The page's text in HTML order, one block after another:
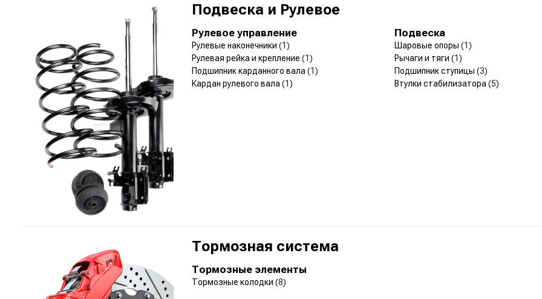
Подвеска и Рулевое
Рулевое управление
Рулевые наконечники (1)
Рулевая рейка и крепление (1)
Подшипник карданного вала (1)
Кардан рулевого вала (1)
Подвеска
Шаровые опоры (1)
Рычаги и тяги (1)
Подшипник ступицы (3)
Втулки стабилизатора (5)
Тормозная система
Тормозные элементы
Тормозные колодки (8)